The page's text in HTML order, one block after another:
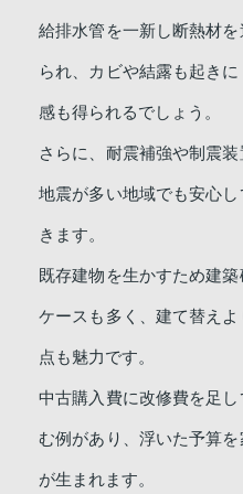
給排水管を一新し断熱材
られ、カビや結露も起き
感も得られるでしょう。
さらに、耐震補強や制震
地震が多い地域でも安心
きます。
既存建物を生かすため建
ケースも多く、建て替え
点も魅力です。
中古購入費に改修費を足
む例があり、浮いた予算
が生まれます。